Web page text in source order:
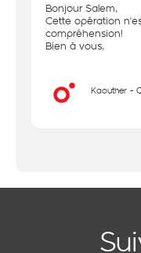
Bonjour Salem,
Cette opération
compréhension!
Bien à vous,
Kaouther -